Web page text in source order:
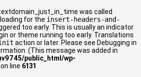
was called
for the insert-headers-and-
too early. This is usually an indicator
or theme running too early. Translations
action or later. Please see Debugging in
(This message was added in
public_html/wp-
on line 6131